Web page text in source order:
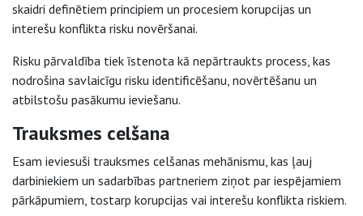
skaidri definētiem principiem un procesiem korupcijas un
interešu konflikta risku novēršanai.
Risku pārvaldība tiek īstenota kā nepārtraukts process, kas
nodrošina savlaicīgu risku identificēšanu, novērtēšanu un
atbilstošu pasākumu ieviešanu.
Trauksmes celšana
Esam ieviesuši trauksmes celšanas mehānismu, kas ļauj
darbiniekiem un sadarbības partneriem ziņot par iespējamiem
pārkāpumiem, tostarp korupcijas vai interešu konflikta riskiem.